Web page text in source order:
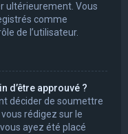
ultérieurement. Vous
comme
de l’utilisateur.
d’être approuvé ?
décider de soumettre
rédigez sur le
ayez été placé